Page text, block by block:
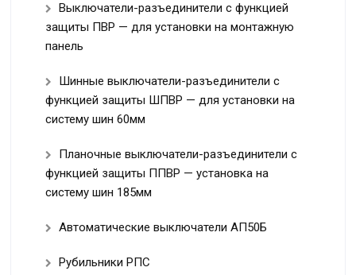
Выключатели-разъединители с функцией
защиты ПВР — для установки на монтажную
панель
Шинные выключатели-разъединители с
функцией защиты ШПВР — для установки на
систему шин 60мм
Планочные выключатели-разъединители с
функцией защиты ППВР — установка на
систему шин 185мм
Автоматические выключатели АП50Б
Рубильники РПС